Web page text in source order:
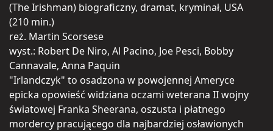
(The Irishman) biograficzny, dramat, kryminał, USA
(210 min.)
reż. Martin Scorsese
wyst.: Robert De Niro, Al Pacino, Joe Pesci, Bobby
Cannavale, Anna Paquin
"Irlandczyk" to osadzona w powojennej Ameryce
epicka opowieść widziana oczami weterana II wojny
światowej Franka Sheerana, oszusta i płatnego
mordercy pracującego dla najbardziej osławionych